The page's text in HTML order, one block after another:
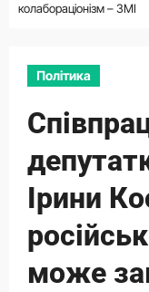
колабораціонізм – ЗМІ
Політика
Ірини
може